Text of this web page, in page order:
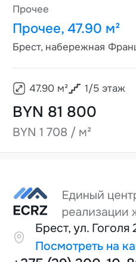
Прочее
Прочее, 47.90 м²
Брест, набережная
47.90м² 1/5этаж
BYN 81 800
BYN 1 708 / м²
Брест, ул. Гоголя
Посмотреть на